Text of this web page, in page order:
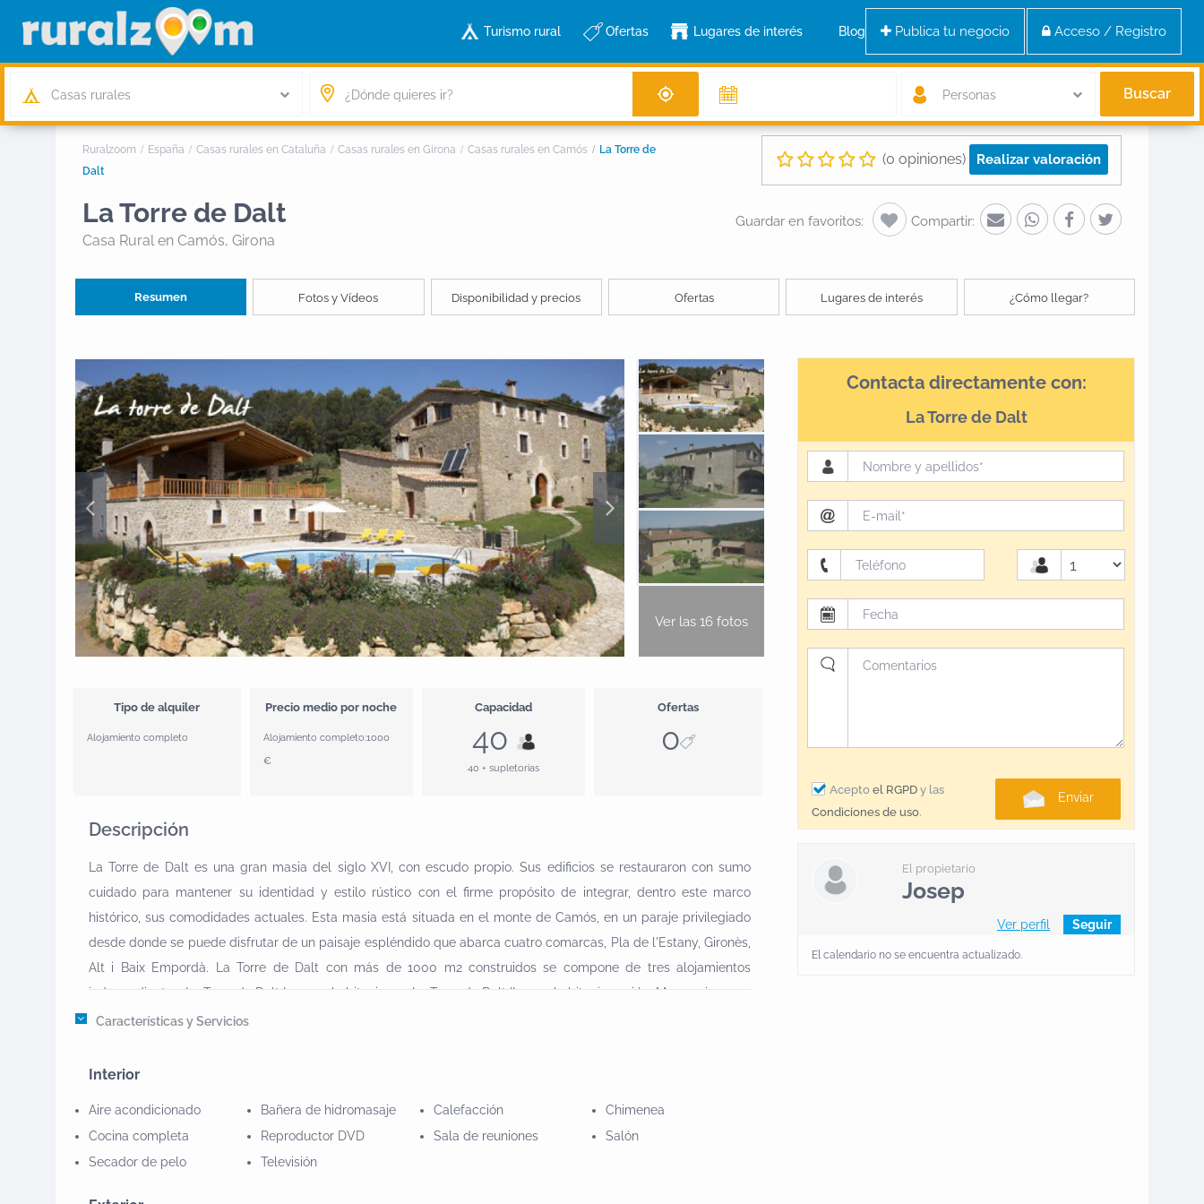
Publica tu negocio Acceso / Registro
Turismo rural Ofertas Lugares de interés Blog
Casas rurales Personas Buscar
Ruralzoom España Casas rurales en Cataluña Casas rurales en Girona Casas rurales en Camós
La Torre de
Dalt
La Torre de Dalt
Casa Ruralen Camós, Girona
(0 opiniones) Realizar valoración
Compartir:
Guardar en favoritos:
Resumen Fotos y Vídeos Disponibilidad y precios Ofertas Lugares de interés ¿Cómo llegar?
Ver las 16 fotos
Tipo de alquiler
Alojamiento completo
Precio medio por noche
Alojamiento completo:1000
€
Capacidad
40
40 + supletorias
Ofertas
0
Descripción
La Torre de Dalt es una gran masia del siglo XVI, con escudo propio. Sus edificios se restauraron con sumo
cuidado para mantener su identidad y estilo rústico con el firme propósito de integrar, dentro este marco
histórico, sus comodidades actuales. Esta masia está situada en el monte de Camós, en un paraje privilegiado
desde donde se puede disfrutar de un paisaje espléndido que abarca cuatro comarcas, Pla de l'Estany, Gironès,
Alt i Baix Empordà. La Torre de Dalt con más de 1000 m2 construidos se compone de tres alojamientos
independientes: La Torre de Dalt I con 10 habitaciones, La Torre de Dalt II con 3 habitaciones i La Masoveria con 4
habitaciones. Cada alojamiento dispone de su propio comedor, cocina y salas de estar.Aquestes masies són a
accés.Cada masia disposa de tres allotjaments independents de diferent capacitat amb tots els serveis i
famílies. Aquí, vostè i els seus gaudiran de la natura i la tranquil·litat que de ben segur mereixen.Ubicadas en
Camós, a 4 km. de Banyoles y de su lago, y a 14 km. de Girona ciudad. Excelente comunicación y muy buenos
accesos. Cada masia dispone de tres alojamientos independientes de diferente capacidad con todos los
Características y Servicios
Interior
Aire acondicionado Bañera de hidromasaje Calefacción
Chimenea
Cocina completa
Reproductor DVD Sala de reuniones
Salón
Secador de pelo
Televisión
Contacta directamente con:
La Torre de Dalt
Aceptoel RGPD y las
Condiciones de uso.
Enviar
El propietario
Josep
Ver perfil Seguir
El calendario no se encuentra actualizado.